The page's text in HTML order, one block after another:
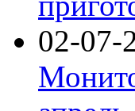
02-07-